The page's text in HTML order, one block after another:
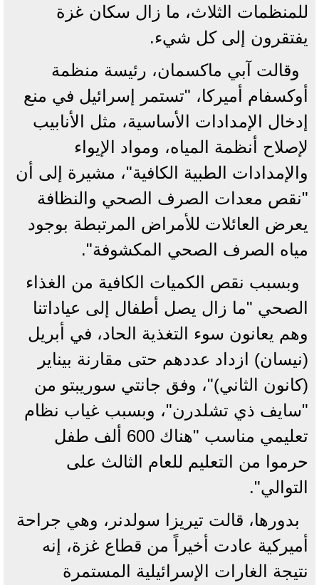
للمنظمات الثلاث، ما زال سكان غزة
يفتقرون إلى كل شيء.
وقالت آبي ماكسمان، رئيسة منظمة
أوكسفام أميركا، "تستمر إسرائيل في منع
إدخال الإمدادات الأساسية، مثل الأنابيب
لإصلاح أنظمة المياه، ومواد الإيواء
والإمدادات الطبية الكافية"، مشيرة إلى أن
"نقص معدات الصرف الصحي والنظافة
يعرض العائلات للأمراض المرتبطة بوجود
مياه الصرف الصحي المكشوفة".
وبسبب نقص الكميات الكافية من الغذاء
الصحي "ما زال يصل أطفال إلى عياداتنا
وهم يعانون سوء التغذية الحاد، في أبريل
(نيسان) ازداد عددهم حتى مقارنة بيناير
(كانون الثاني)"، وفق جانتي سوريبتو من
"سايف ذي تشلدرن"، وبسبب غياب نظام
تعليمي مناسب "هناك 600 ألف طفل
حرموا من التعليم للعام الثالث على
التوالي".
بدورها، قالت تيريزا سولدنر، وهي جراحة
أميركية عادت أخيراً من قطاع غزة، إنه
نتيجة الغارات الإسرائيلية المستمرة